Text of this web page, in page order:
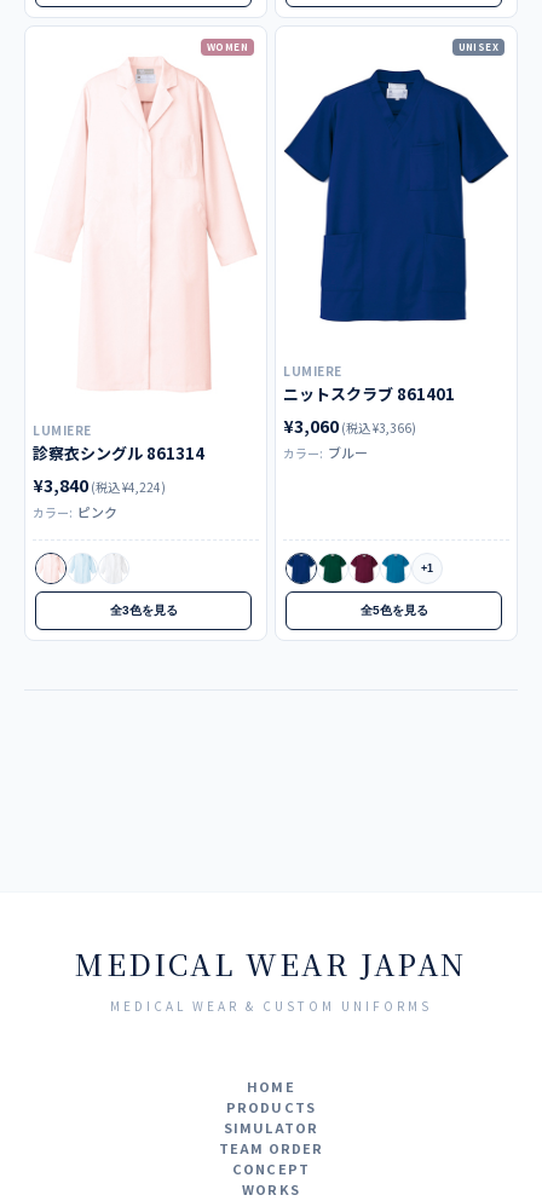
WOMEN
LUMIERE
診察衣シングル 861314
¥3,840 (税込 ¥4,224)
カラー: ピンク
全3色を見る
UNISEX
LUMIERE
ニットスクラブ 861401
¥3,060 (税込 ¥3,366)
カラー: ブルー
+1
全5色を見る
MEDICAL WEAR JAPAN
MEDICAL WEAR & CUSTOM UNIFORMS
HOME
PRODUCTS
SIMULATOR
TEAM ORDER
CONCEPT
WORKS